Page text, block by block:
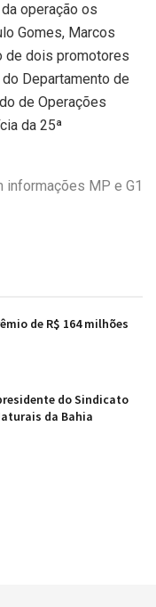
operação os
Gomes, Marcos
de dois promotores
Departamento de
de Operações
da 25ª
informações MP e G1
de R$ 164 milhões
do Sindicato
da Bahia